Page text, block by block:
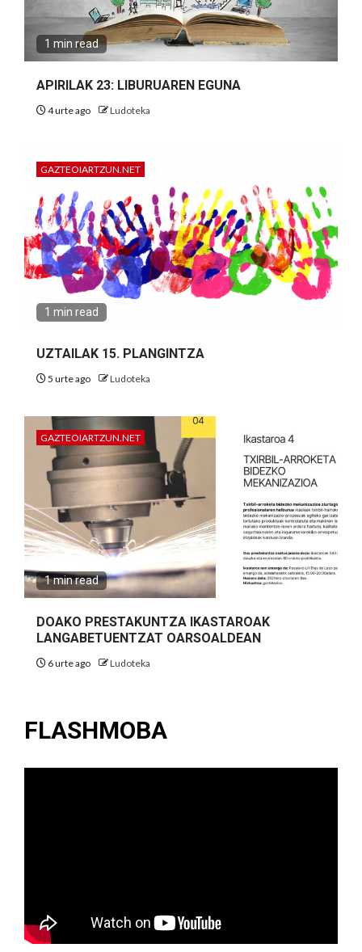
1 min read
APIRILAK 23: LIBURUAREN EGUNA
4 urte ago Ludoteka
GAZTEOIARTZUN.NET
1 min read
UZTAILAK 15. PLANGINTZA
5 urte ago Ludoteka
GAZTEOIARTZUN.NET
1 min read
DOAKO PRESTAKUNTZA IKASTAROAK
LANGABETUENTZAT OARSOALDEAN
6 urte ago Ludoteka
FLASHMOBA